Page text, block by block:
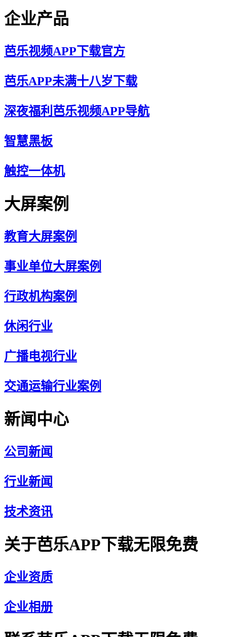
企业产品
芭乐视频APP下载官方
芭乐APP未满十八岁下载
深夜福利芭乐视频APP导航
智慧黑板
触控一体机
大屏案例
教育大屏案例
事业单位大屏案例
行政机构案例
休闲行业
广播电视行业
交通运输行业案例
新闻中心
公司新闻
行业新闻
技术资讯
关于芭乐APP下载无限免费
企业资质
企业相册